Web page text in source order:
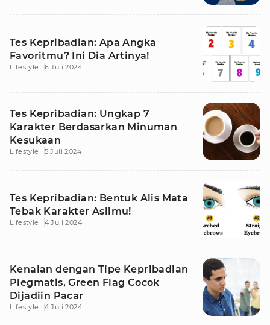
Tes Kepribadian: Apa Angka
Favoritmu? Ini Dia Artinya!
Lifestyle 6 Juli 2024
Tes Kepribadian: Ungkap 7
Karakter Berdasarkan Minuman
Kesukaan
Lifestyle 5 Juli 2024
Tes Kepribadian: Bentuk Alis Mata
Tebak Karakter Aslimu!
Lifestyle 4 Juli 2024
Kenalan dengan Tipe Kepribadian
Plegmatis, Green Flag Cocok
Dijadiin Pacar
Lifestyle 4 Juli 2024